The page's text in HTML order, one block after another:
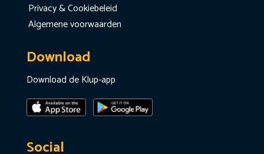
Privacy & Cookiebeleid
Algemene voorwaarden
Download
Download de Klup-app
Social